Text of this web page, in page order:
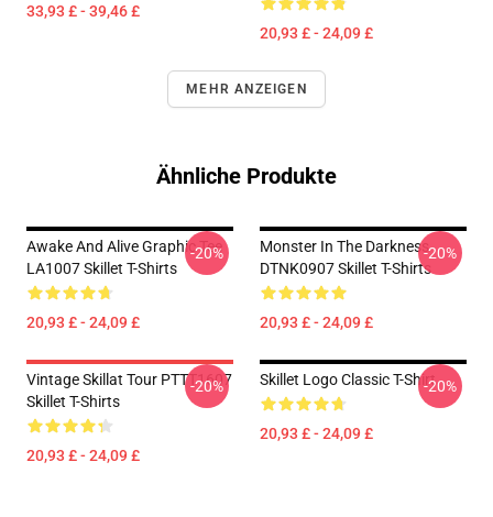
33,93 £ - 39,46 £
20,93 £ - 24,09 £
MEHR ANZEIGEN
Ähnliche Produkte
Awake And Alive Graphic Tee
LA1007 Skillet T-Shirts
20,93 £ - 24,09 £
-20%
Monster In The Darkness
DTNK0907 Skillet T-Shirts
20,93 £ - 24,09 £
-20%
Vintage Skillat Tour PTTT1607
Skillet T-Shirts
20,93 £ - 24,09 £
-20% Skillet Logo Classic T-Shirt
20,93 £ - 24,09 £
-20%